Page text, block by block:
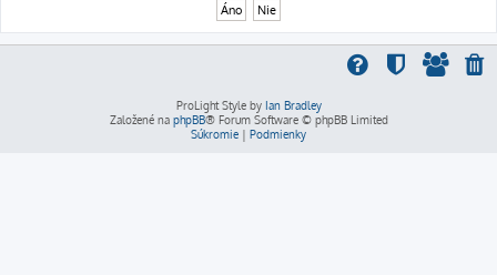
ProLight Style by Ian Bradley
Založené na phpBB® Forum Software © phpBB Limited
Súkromie | Podmienky